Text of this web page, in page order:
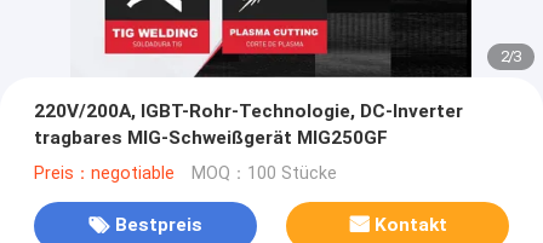
2/3
220V/200A, IGBT-Rohr-Technologie, DC-Inverter
tragbares MIG-Schweißgerät MIG250GF
Preis：negotiable MOQ：100 Stücke
Bestpreis Kontakt